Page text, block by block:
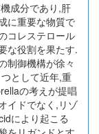
成分であり,肝
に重要な物質で
コレステロール
な役割を果たす.
制御機構が徐々
として近年,重
の考えが提唱
イドでなく,リゾ
により起こる